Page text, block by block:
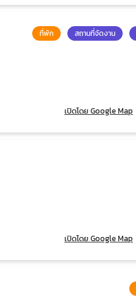
ที่พัก สถานที่จัดงาน
เปิดโดย Google Map
เปิดโดย Google Map